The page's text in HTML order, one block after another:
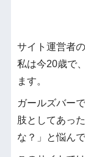
サイト運営者
私は今20歳で
ます。
ガールズバー
肢としてあっ
な？」と悩ん